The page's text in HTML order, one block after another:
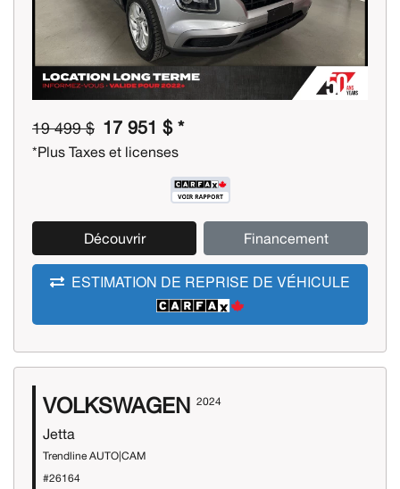
19 499 $ 17 951 $ *
*Plus Taxes et licenses
Découvrir Financement
ESTIMATION DE REPRISE DE VÉHICULE
VOLKSWAGEN 2024
Jetta
Trendline AUTO|CAM
#26164